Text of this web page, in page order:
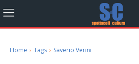
Home Tags Saverio Verini